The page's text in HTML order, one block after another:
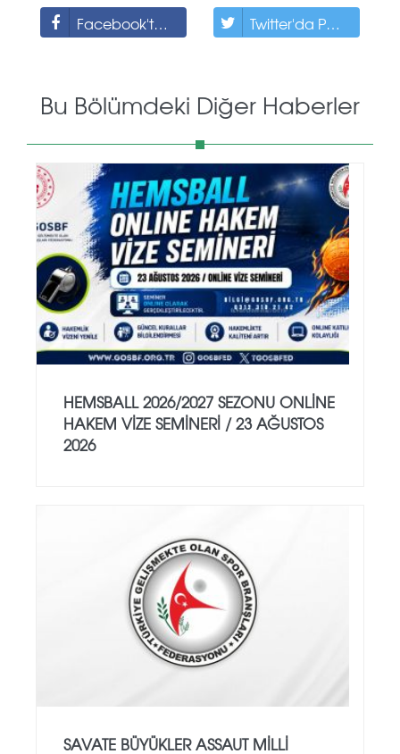
Facebook'ta Paylaş Twitter'da Paylaş
Bu Bölümdeki Diğer Haberler
HEMSBALL 2026/2027 SEZONU ONLİNE
HAKEM VİZE SEMİNERİ / 23 AĞUSTOS
2026
SAVATE BÜYÜKLER ASSAUT MİLLİ